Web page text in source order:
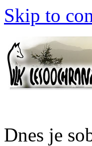
Skip to
Dnes je